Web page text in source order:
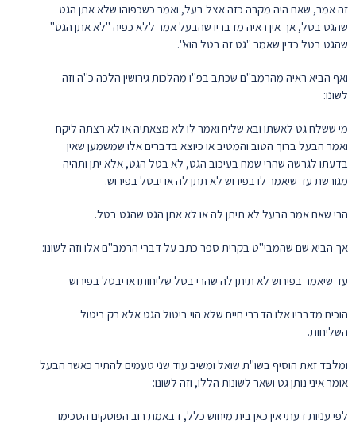
זה אמר, שאם היה מקרה כזה אצל בעל, ואמר כשכפוהו שלא אתן הגט
שהגט בטל, אך אין ראיה מדבריו שהבעל אמר ללא כפיה "לא אתן הגט"
שהגט בטל כדין שאמר "גט זה בטל הוא".
ואף הביא ראיה מהרמב"ם שכתב בפ"ו מהלכות גירושין הלכה כ"ה וזה
לשונו:
מי ששלח גט לאשתו ובא שליח ואמר לו לא מצאתיה או לא רצתה ליקח
ואמר הבעל ברוך הטוב והמטיב או כיוצא בדברים אלו שמשמען שאין
בדעתו לגרשה שהרי שמח בעיכוב הגט, לא בטל הגט, אלא יתן ותהיה
מגורשת עד שיאמר לו בפירוש לא תתן לה או יבטל בפירוש.
הרי שאם אמר הבעל לא תיתן לה או לא אתן הגט שהגט בטל.
אך הביא שם שהמבי"ט בקרית ספר כתב על דברי הרמב"ם אלו וזה לשונו:
עד שיאמר בפירוש לא תיתן לה שהרי בטל שליחותו או יבטל בפירוש
הוכיח מדבריו אלו הדברי חיים שלא הוי ביטול הגט אלא רק ביטול
השליחות.
ומלבד זאת הוסיף בשו"ת שואל ומשיב עוד שני טעמים להתיר כאשר הבעל
אומר איני נותן גט ושאר לשונות הללו, וזה לשונו:
לפי עניות דעתי אין כאן בית מיחוש כלל, דבאמת רוב הפוסקים הסכימו